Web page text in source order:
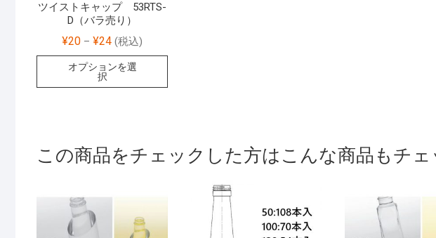
ツイストキャップ 53RTS-
D（バラ売り）
¥20 –¥24 (税込)
オプションを選
択
この商品をチェックした方はこんな商品もチ